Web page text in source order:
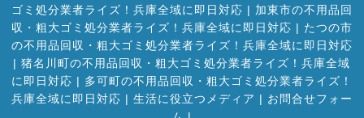
ゴミ処分業者ライズ！兵庫全域に即日対応 | 加東市の不用品回
収・粗大ゴミ処分業者ライズ！兵庫全域に即日対応 | たつの市
の不用品回収・粗大ゴミ処分業者ライズ！兵庫全域に即日対応
| 猪名川町の不用品回収・粗大ゴミ処分業者ライズ！兵庫全域
に即日対応 | 多可町の不用品回収・粗大ゴミ処分業者ライズ！
兵庫全域に即日対応 | 生活に役立つメディア | お問合せフォー